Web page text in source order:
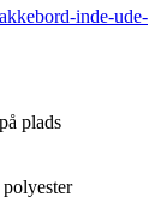
inde-ude-
plads